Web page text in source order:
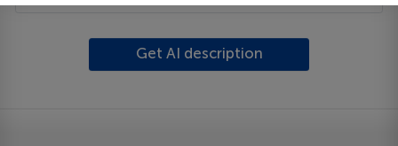
Get AI description